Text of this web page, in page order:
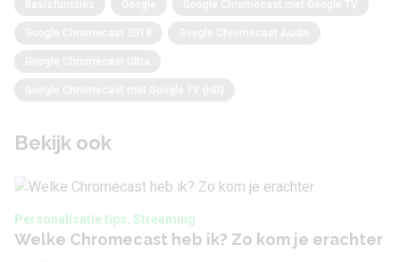
Bekijk ook
Personalisatie tips, Streaming
Welke Chromecast heb ik? Zo kom je erachter